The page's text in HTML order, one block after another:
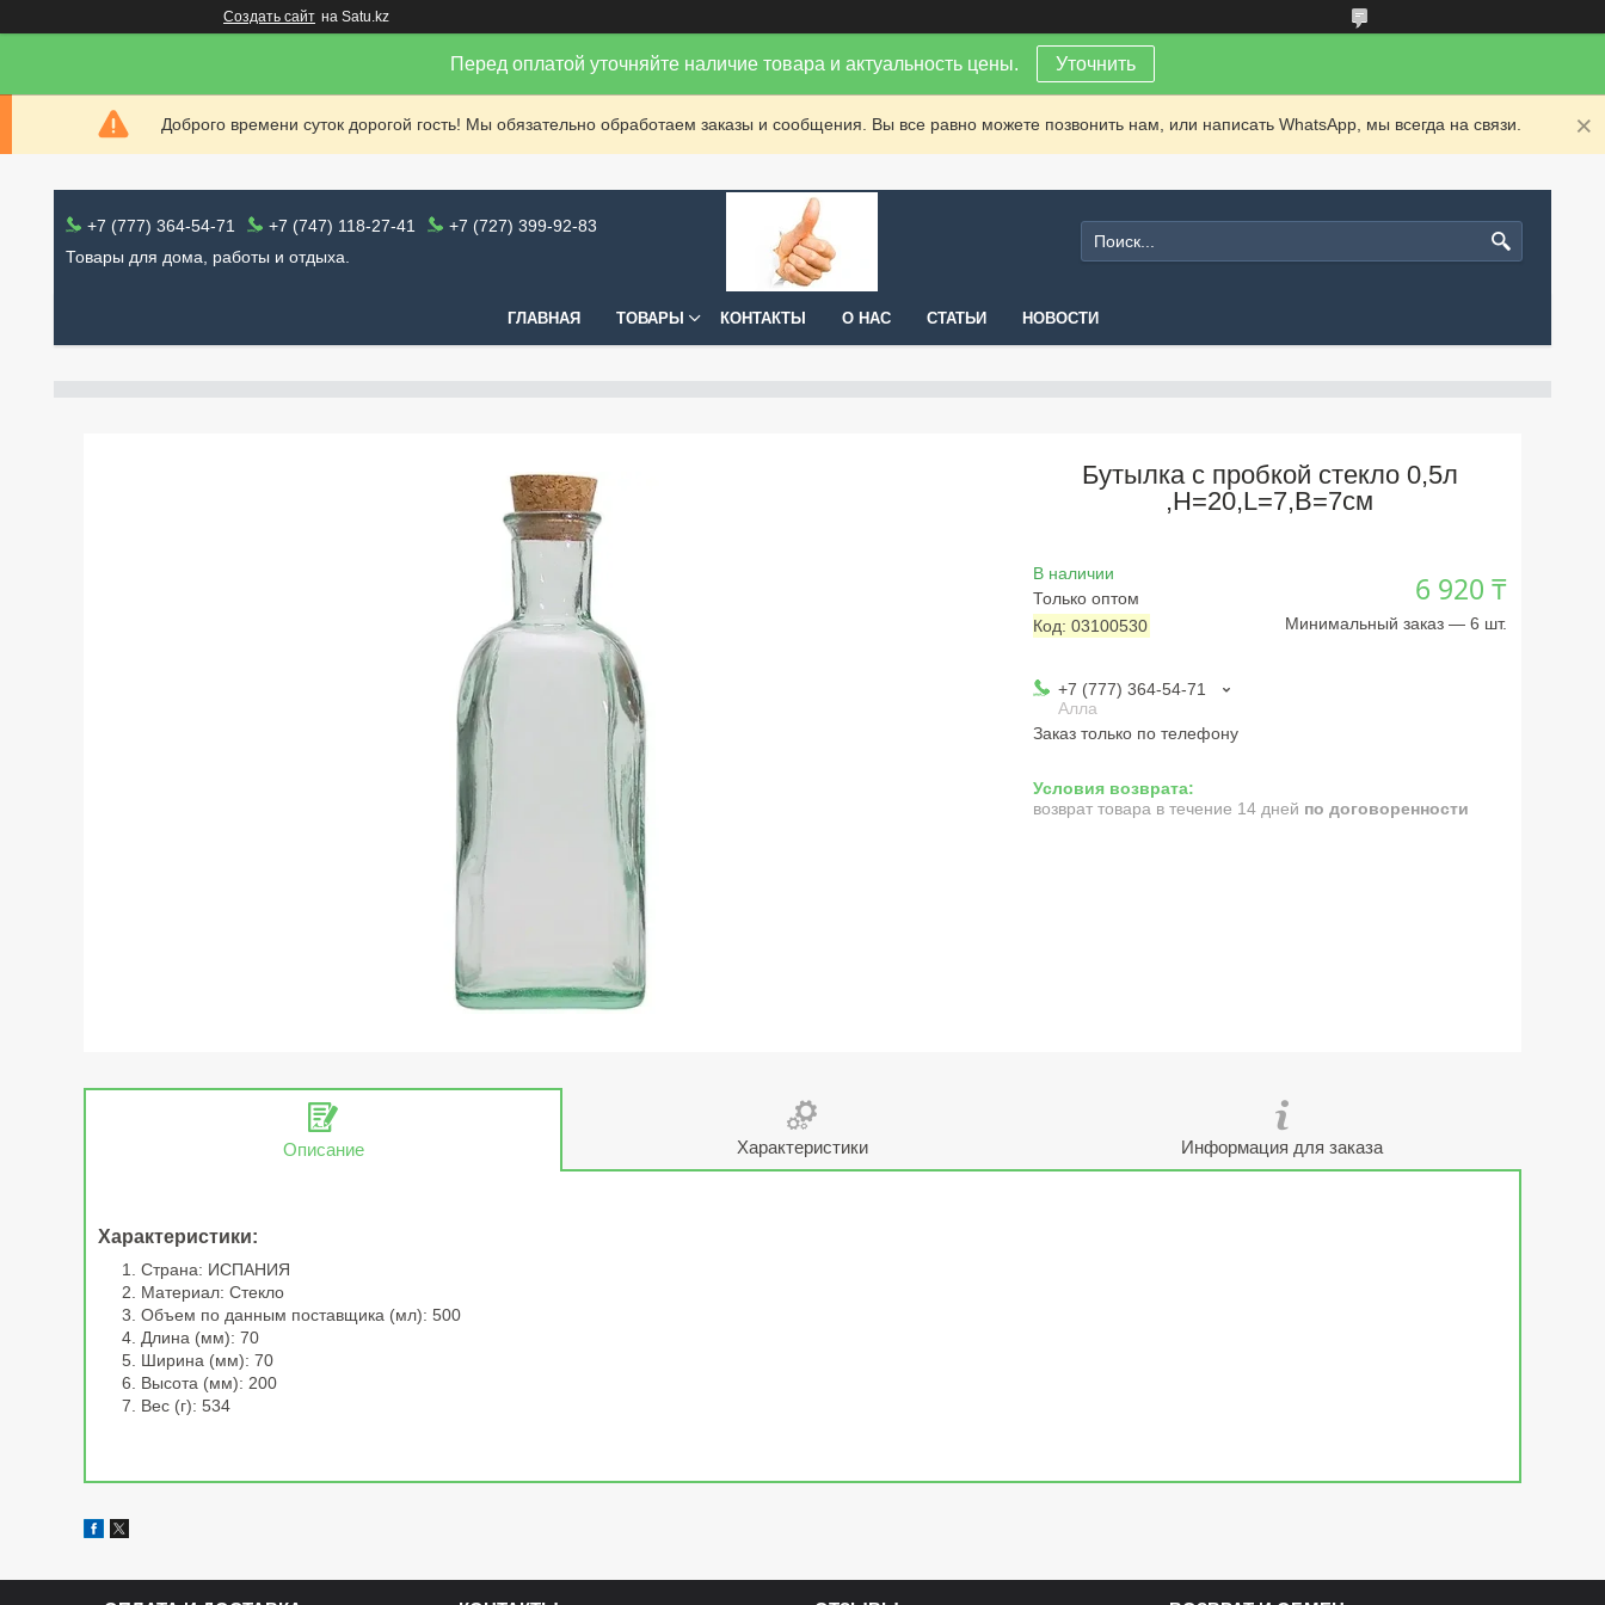
Создать сайт на Satu.kz
Перед оплатой уточняйте наличие товара и актуальность цены. Уточнить
Доброго времени суток дорогой гость! Мы обязательно обработаем заказы и сообщения. Вы все равно можете позвонить нам, или написать WhatsApp, мы всегда на связи.
+7 (777) 364-54-71 +7 (747) 118-27-41
+7 (727) 399-92-83
Товары для дома, работы и отдыха.
ГЛАВНАЯ ТОВАРЫ КОНТАКТЫ О НАС СТАТЬИ НОВОСТИ
Бутылка с пробкой стекло 0,5л
,H=20,L=7,B=7см
В наличии
Только оптом
Код: 03100530
6 920 ₸
Минимальный заказ — 6 шт.
+7 (777) 364-54-71
Алла
Заказ только по телефону
возврат товара в течение 14 дней по договоренности
Описание Характеристики Информация для заказа
Характеристики:
Страна: ИСПАНИЯ
Материал: Стекло
Объем по данным поставщика (мл): 500
Длина (мм): 70
Ширина (мм): 70
Высота (мм): 200
Вес (г): 534